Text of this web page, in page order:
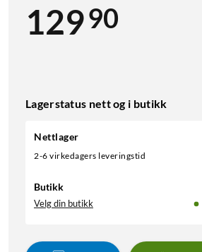
12990
Lagerstatus nett og i butikk
Nettlager
2-6 virkedagers leveringstid
Butikk
Velg din butikk